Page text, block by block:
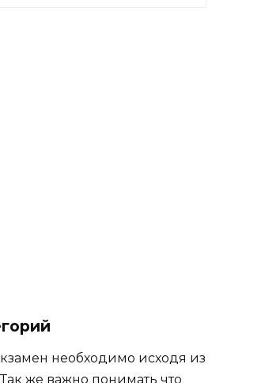
необходимо исходя из
же важно понимать что